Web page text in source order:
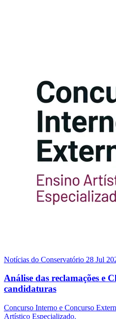
Notícias do Conservatório 28 Jul
Análise das reclamações e
candidaturas
Concurso Interno e Concurso
Artístico Especializado.